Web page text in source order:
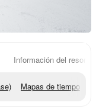
Información del resort
Mapas de tiempo